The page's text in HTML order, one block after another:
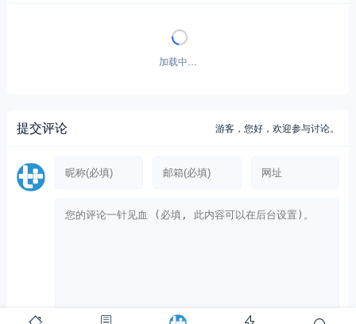
25 次查询在 1.309 秒, 使用 43.27MB 内存